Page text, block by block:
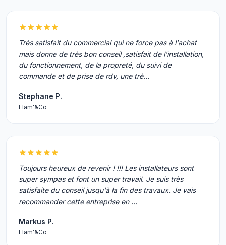
Très satisfait du commercial qui ne force pas à l'achat
mais donne de très bon conseil ,satisfait de l'installation,
du fonctionnement, de la propreté, du suivi de
commande et de prise de rdv, une trè…
Stephane P.
Flam'&Co
Toujours heureux de revenir ! !!! Les installateurs sont
super sympas et font un super travail. Je suis très
satisfaite du conseil jusqu'à la fin des travaux. Je vais
recommander cette entreprise en …
Markus P.
Flam'&Co